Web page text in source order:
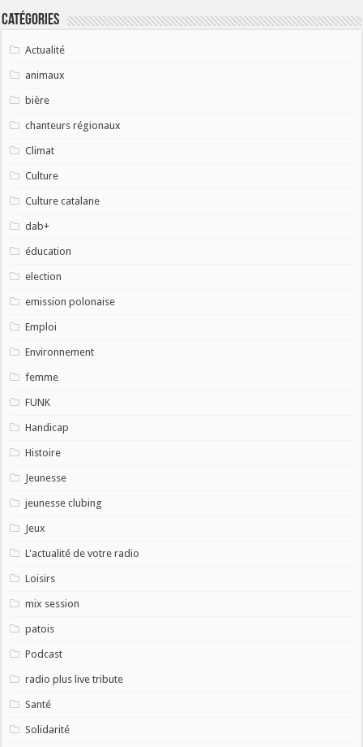
Catégories
Actualité
animaux
bière
chanteurs régionaux
Climat
Culture
Culture catalane
dab+
éducation
election
emission polonaise
Emploi
Environnement
femme
FUNK
Handicap
Histoire
Jeunesse
jeunesse clubing
Jeux
L'actualité de votre radio
Loisirs
mix session
patois
Podcast
radio plus live tribute
Santé
Solidarité